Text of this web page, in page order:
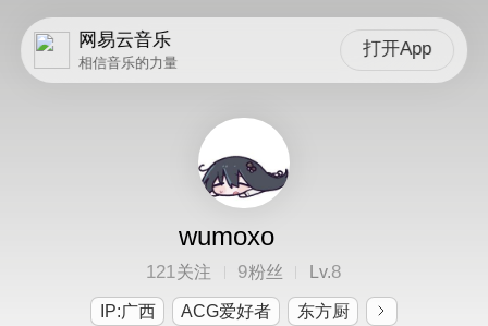
网易云音乐
相信音乐的力量
打开App
wumoxo
121关注 9粉丝 Lv.8
IP:广西 ACG爱好者 东方厨